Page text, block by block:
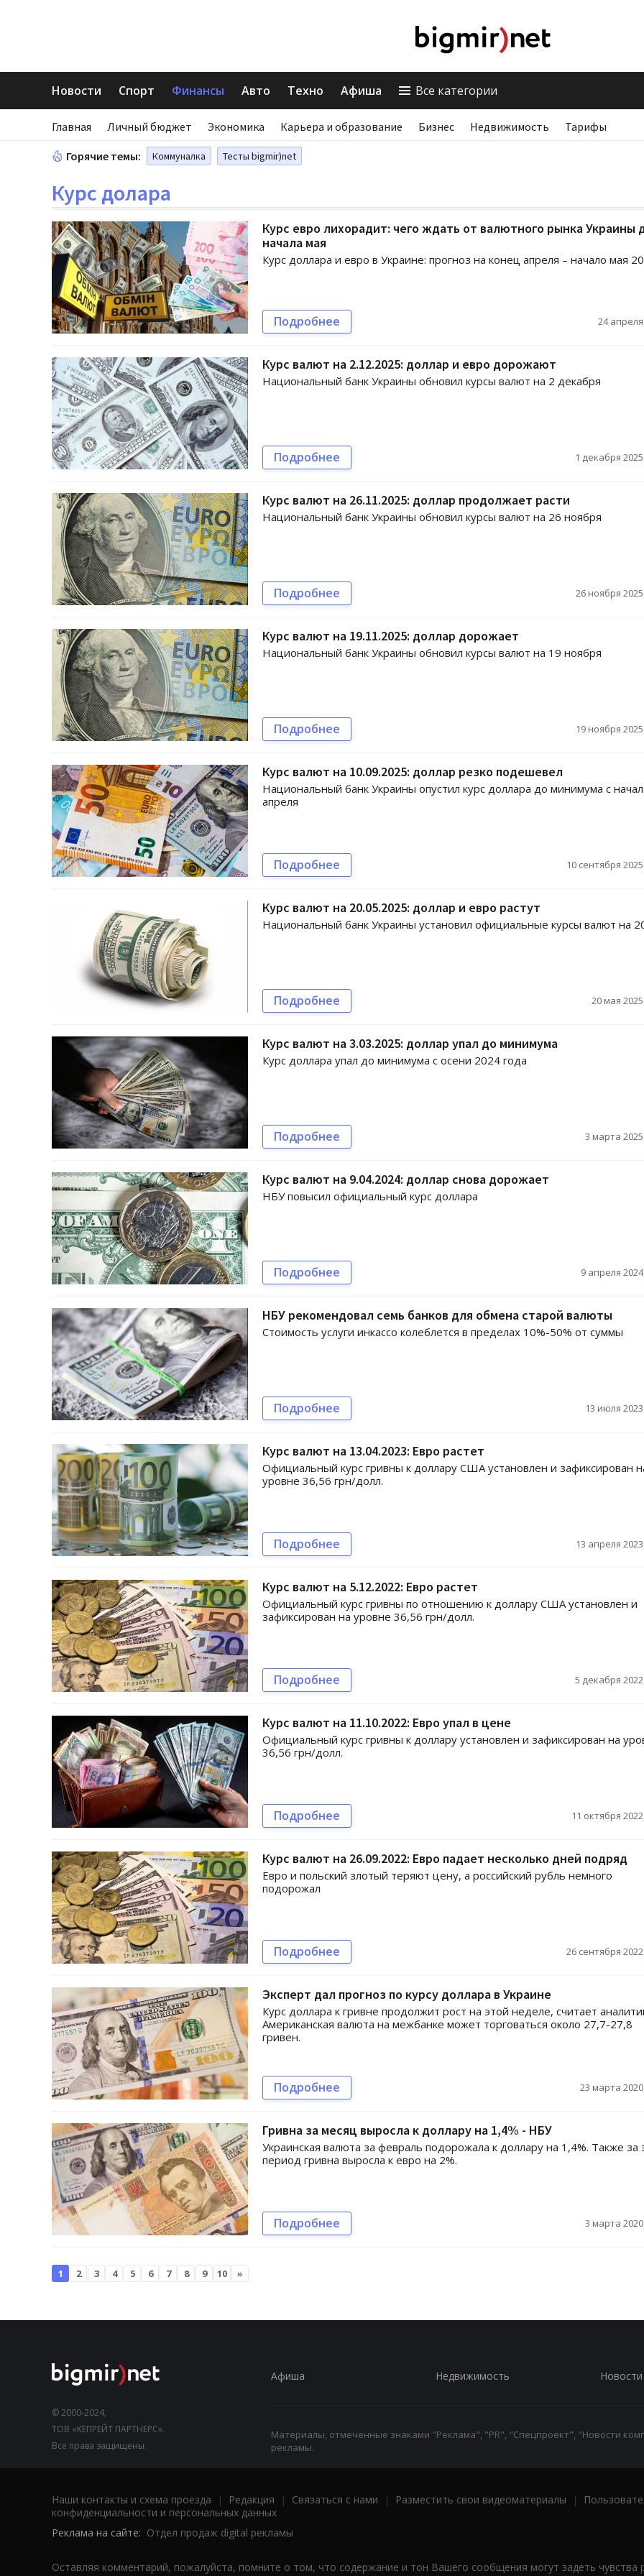
Новости Спорт Финансы Авто Техно Афиша Все категории
Главная Личный бюджет Экономика Карьера и образование Бизнес Недвижимость Тарифы
Горячие темы: Коммуналка Тесты bigmir)net
Курс долара
Курс евро лихорадит: чего ждать от валютного рынка Украины
начала мая
Курс доллара и евро в Украине: прогноз на конец апреля – начало мая
Подробнее 24
Курс валют на 2.12.2025: доллар и евро дорожают
Национальный банк Украины обновил курсы валют на 2 декабря
Подробнее 1 декабря
Курс валют на 26.11.2025: доллар продолжает расти
Национальный банк Украины обновил курсы валют на 26 ноября
Подробнее 26 ноября
Курс валют на 19.11.2025: доллар дорожает
Национальный банк Украины обновил курсы валют на 19 ноября
Подробнее 19 ноября
Курс валют на 10.09.2025: доллар резко подешевел
Национальный банк Украины опустил курс доллара до минимума с
апреля
Подробнее 10 сентября
Курс валют на 20.05.2025: доллар и евро растут
Национальный банк Украины установил официальные курсы валют на
Подробнее 20 мая
Курс валют на 3.03.2025: доллар упал до минимума
Курс доллара упал до минимума с осени 2024 года
Подробнее 3 марта
Курс валют на 9.04.2024: доллар снова дорожает
НБУ повысил официальный курс доллара
Подробнее 9 апреля
НБУ рекомендовал семь банков для обмена старой валюты
Стоимость услуги инкассо колеблется в пределах 10%-50% от суммы
Подробнее 13 июля
Курс валют на 13.04.2023: Евро растет
Официальный курс гривны к доллару США установлен и зафиксирован
уровне 36,56 грн/долл.
Подробнее 13 апреля
Курс валют на 5.12.2022: Евро растет
Официальный курс гривны по отношению к доллару США установлен и
зафиксирован на уровне 36,56 грн/долл.
Подробнее 5 декабря
Курс валют на 11.10.2022: Евро упал в цене
Официальный курс гривны к доллару установлен и зафиксирован на
36,56 грн/долл.
Подробнее 11 октября
Курс валют на 26.09.2022: Евро падает несколько дней подряд
Евро и польский злотый теряют цену, а российский рубль немного
подорожал
Подробнее 26 сентября
Эксперт дал прогноз по курсу доллара в Украине
Курс доллара к гривне продолжит рост на этой неделе, считает
Американская валюта на межбанке может торговаться около 27,7-27,8
гривен.
Подробнее 23 марта
Гривна за месяц выросла к доллару на 1,4% - НБУ
Украинская валюта за февраль подорожала к доллару на 1,4%. Также за
период гривна выросла к евро на 2%.
Подробнее 3 марта
1 2 3 4 5 6 7 8 9 10 »
© 2000-2024,
ТОВ «КЕПРЕЙТ ПАРТНЕРС».
Все права защищены.
Афиша Недвижимость Новости
Материалы, отмеченные знаками "Реклама", "PR", "Спецпроект", "Новости
рекламы.
Наши контакты и схема проезда | Редакция | Связаться с нами | Разместить свои видеоматериалы |
конфиденциальности и персональных данных
Реклама на сайте: Отдел продаж digital рекламы
Оставляя комментарий, пожалуйста, помните о том, что содержание и тон Вашего сообщения могут задеть чувства